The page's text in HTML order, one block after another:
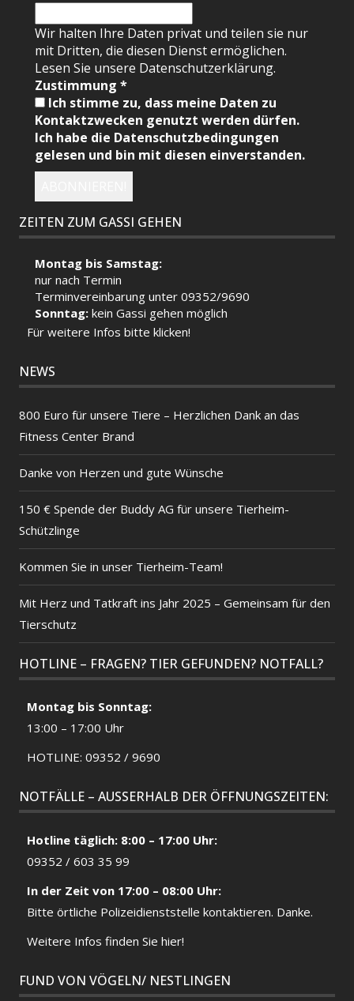
Wir halten Ihre Daten privat und teilen sie nur
mit Dritten, die diesen Dienst ermöglichen.
Lesen Sie unsere Datenschutzerklärung.
Zustimmung*
Ich stimme zu, dass meine Daten zu
Kontaktzwecken genutzt werden dürfen.
Ich habe die Datenschutzbedingungen
gelesen und bin mit diesen einverstanden.
ZEITEN ZUM GASSI GEHEN
Montag bis Samstag:
nur nach Termin
Terminvereinbarung unter 09352/9690
Sonntag:kein Gassi gehen möglich
Für weitere Infos bitte klicken!
NEWS
800 Euro für unsere Tiere – Herzlichen Dank an das
Fitness Center Brand
Danke von Herzen und gute Wünsche
150 € Spende der Buddy AG für unsere Tierheim-
Schützlinge
Kommen Sie in unser Tierheim-Team!
Mit Herz und Tatkraft ins Jahr 2025 – Gemeinsam für den
Tierschutz
HOTLINE – FRAGEN? TIER GEFUNDEN? NOTFALL?
Montag bis Sonntag:
13:00 – 17:00 Uhr
HOTLINE: 09352 / 9690
NOTFÄLLE – AUSSERHALB DER ÖFFNUNGSZEITEN:
Hotline täglich: 8:00 – 17:00 Uhr:
09352 / 603 35 99
In der Zeit von 17:00 – 08:00 Uhr:
Bitte örtliche Polizeidienststelle kontaktieren. Danke.
Weitere Infos finden Sie hier!
FUND VON VÖGELN/ NESTLINGEN